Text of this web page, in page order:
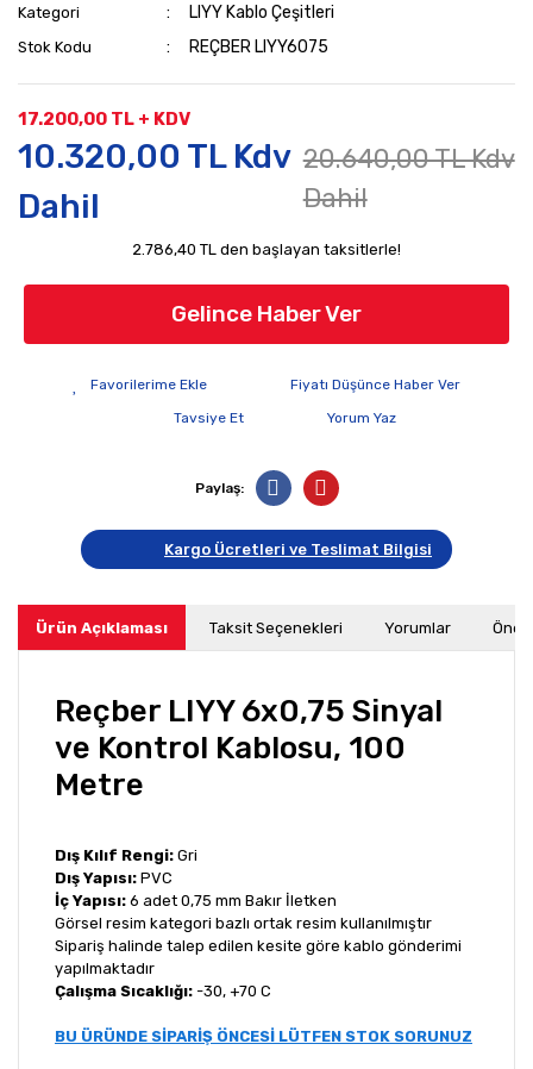
Kategori LIYY Kablo Çeşitleri
Stok Kodu REÇBER LIYY6075
17.200,00 TL + KDV
10.320,00 TL Kdv
Dahil
20.640,00 TL Kdv
Dahil
2.786,40 TL den başlayan taksitlerle!
Gelince Haber Ver
Fiyatı Düşünce Haber Ver
Tavsiye Et
Yorum Yaz
Paylaş:
Kargo Ücretleri ve Teslimat Bilgisi
Ürün Açıklaması Taksit Seçenekleri Yorumlar
Reçber LIYY 6x0,75 Sinyal
ve Kontrol Kablosu, 100
Metre
Dış Kılıf Rengi: Gri
Dış Yapısı: PVC
İç Yapısı: 6 adet 0,75 mm Bakır İletken
Görsel resim kategori bazlı ortak resim kullanılmıştır
Sipariş halinde talep edilen kesite göre kablo gönderimi
yapılmaktadır
Çalışma Sıcaklığı: -30, +70 C
BU ÜRÜNDE SİPARİŞ ÖNCESİ LÜTFEN STOK SORUNUZ